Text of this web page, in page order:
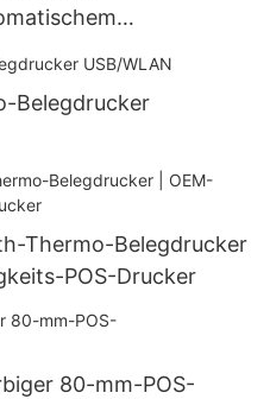
Belegdrucker
Thermo-Belegdrucker
POS-Drucker
80-mm-POS-